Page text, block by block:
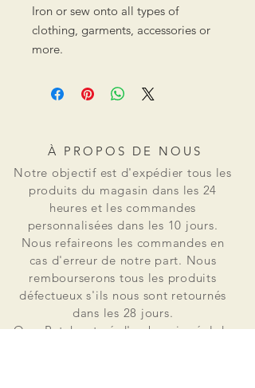
Iron or sew onto all types of
clothing, garments, accessories or
more.
À PROPOS DE NOUS
Notre objectif est d'expédier tous les
produits du magasin dans les 24
heures et les commandes
personnalisées dans les 10 jours.
Nous refaireons les commandes en
cas d'erreur de notre part. Nous
rembourserons tous les produits
défectueux s'ils nous sont retournés
dans les 28 jours.
Osss Patch est né d'un besoin réel de